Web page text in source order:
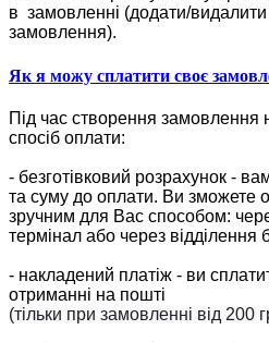
в замовленні (додати/видалити
замовлення).
Як я можу сплатити своє
Під час створення замовлення
спосіб оплати:
- безготівковий розрахунок -
та суму до оплати. Ви зможете
зручним для Вас способом:
термінал або через відділення
- накладений платіж - ви
отриманні на пошті
(тільки при замовленні від 200